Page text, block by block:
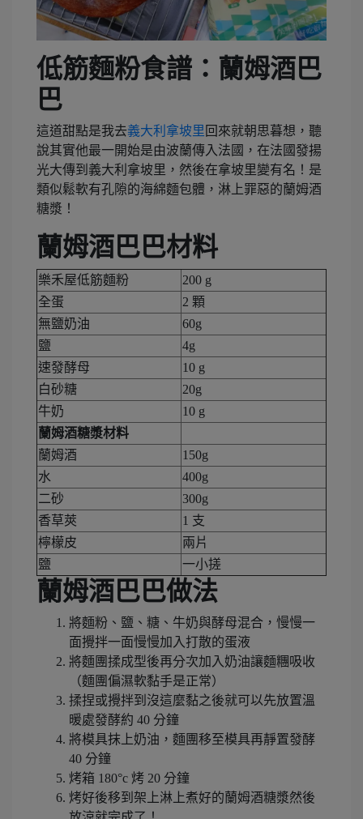
低筋麵粉食譜：蘭姆酒巴
巴
這道甜點是我去義大利拿坡里 回來就朝思暮想，聽
說其實他最一開始是由波蘭傳入法國，在法國發揚
光大傳到義大利拿坡里，然後在拿坡里變有名！是
類似鬆軟有孔隙的海綿麵包體，淋上罪惡的蘭姆酒
糖漿！
蘭姆酒巴巴材料
樂禾屋低筋麵粉
200 g
全蛋
2 顆
無鹽奶油
60g
鹽
4g
速發酵母
10 g
白砂糖
20g
牛奶
10 g
蘭姆酒糖漿材料
蘭姆酒
150g
水
400g
二砂
300g
香草莢
1 支
檸檬皮
兩片
鹽
一小搓
蘭姆酒巴巴做法
將麵粉、鹽、糖、牛奶與酵母混合，慢慢一
面攪拌一面慢慢加入打散的蛋液
將麵團揉成型後再分次加入奶油讓麵糰吸收
（麵團偏濕軟黏手是正常）
揉捏或攪拌到沒這麼黏之後就可以先放置溫
暖處發酵約 40 分鐘
將模具抹上奶油，麵團移至模具再靜置發酵
40 分鐘
烤箱 180°c 烤 20 分鐘
烤好後移到架上淋上煮好的蘭姆酒糖漿然後